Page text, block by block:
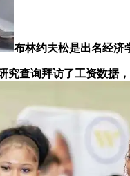
布林约夫松是出名经济
询拜访了工资数据